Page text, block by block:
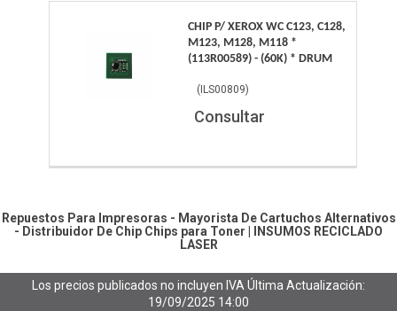
CHIP P/ XEROX WC C123, C128,
M123, M128, M118 *
(113R00589) - (60K) * DRUM
( ILS00809)
Consultar
Repuestos Para Impresoras - Mayorista De Cartuchos Alternativos
- Distribuidor De Chip Chips para Toner
INSUMOS RECICLADO
LASER
Los precios publicados no incluyen IVAÚltima Actualización:
19/09/2025 14:00